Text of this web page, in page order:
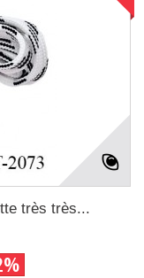
très très...